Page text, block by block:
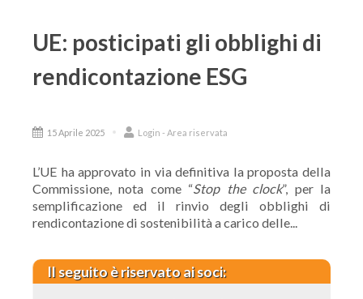
UE: posticipati gli obblighi di
rendicontazione ESG
15 Aprile 2025 Login - Area riservata
L’UE ha approvato in via definitiva la proposta della
Commissione, nota come “Stop the clock”, per la
semplificazione ed il rinvio degli obblighi di
rendicontazione di sostenibilità a carico delle...
Il seguito è riservato ai soci: